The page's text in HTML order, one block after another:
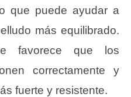
que puede ayudar a
más equilibrado.
favorece que los
correctamente y
fuerte y resistente.